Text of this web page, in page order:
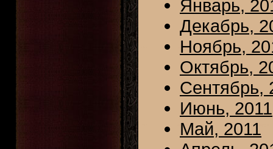
Январь,
Декабрь,
Ноябрь,
Октябрь,
Сентябрь,
Июнь, 2011
Май, 2011